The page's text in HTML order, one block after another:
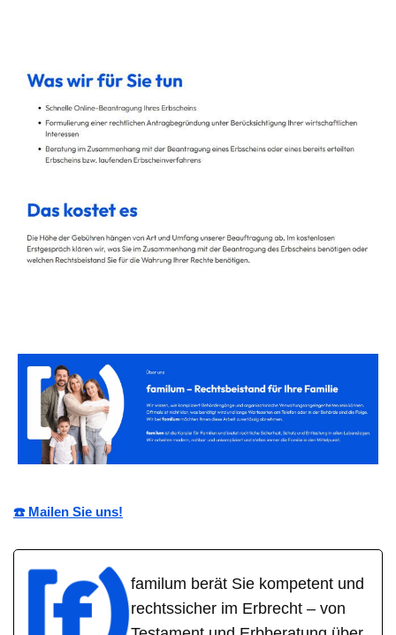
☎️ Mailen Sie uns!
familum berät Sie kompetent und
rechtssicher im Erbrecht – von